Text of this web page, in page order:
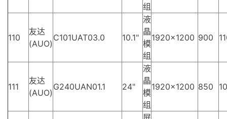
组
110
友达
(AUO)
C101UAT03.0 10.1"
液
晶
模
组
1920×1200 900
111
友达
(AUO)
G240UAN01.1 24"
液
晶
模
组
1920×1200 850